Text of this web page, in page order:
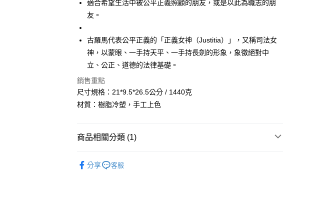
Apple Pay
街口支付
悠遊付
運送方式
每筆NT$80，滿NT$3,000(含以上)免運費
每筆NT$80，滿NT$3,000(含以上)免運費
適合希望生活中被公平正義照顧的朋友，或是以此為職志的朋
友。
古羅馬代表公平正義的「正義女神（Justitia）」，又稱司法女
神，以蒙眼、一手持天平、一手持長劍的形象，象徵絕對中
立、公正、道德的法律基礎。
銷售重點
尺寸規格：21*9.5*26.5公分 / 1440克
材質：樹脂冷塑，手工上色
商品相關分類 (1)
分享
客服